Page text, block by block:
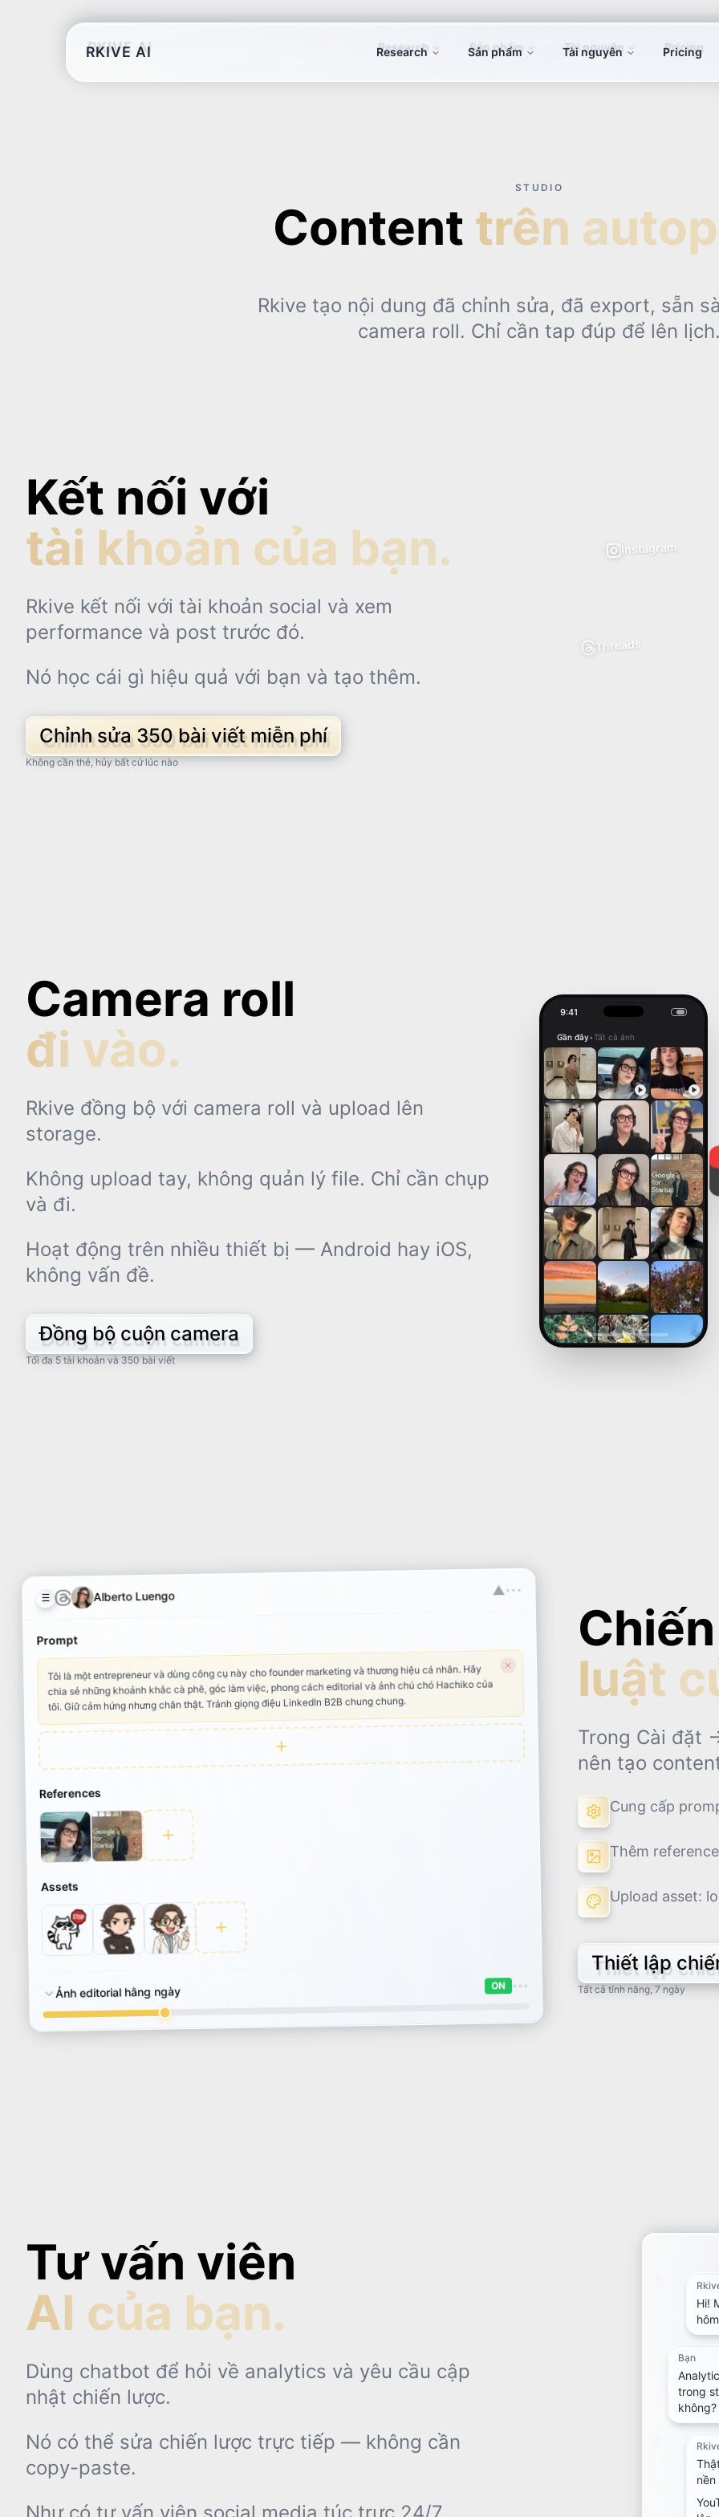
RKIVE AI Research Sản phẩm Tài nguyên Pricing
STUDIO
Content trên
Rkive tạo nội dung đã chỉnh sửa, đã export, sẵn
camera roll. Chỉ cần tap đúp để lên
Kết nối với
tài khoản của bạn.
Rkive kết nối với tài khoản social và xem
performance và post trước đó.
Nó học cái gì hiệu quả với bạn và tạo thêm.
Chỉnh sửa 350 bài viết miễn phí
Không cần thẻ, hủy bất cứ lúc nào
Instagram
Threads
Camera roll
đi vào.
Rkive đồng bộ với camera roll và upload lên
storage.
Không upload tay, không quản lý file. Chỉ cần chụp
và đi.
Hoạt động trên nhiều thiết bị — Android hay iOS,
không vấn đề.
Đồng bộ cuộn camera
Tối đa 5 tài khoản và 350 bài viết
9:41
Gần đây•Tất cả ảnh
luật
Trong Cài đặt
nên tạo
Cung cấp
Thêm
Upload asset:
Thiết lập
Tất cả tính năng, 7 ngày
☰ Alberto Luengo ▲•••
Prompt
Tôi là một entrepreneur và dùng công cụ này cho founder marketing và thương hiệu cá nhân. Hãy
chia sẻ những khoảnh khắc cà phê, góc làm việc, phong cách editorial và ảnh chú chó Hachiko của
tôi. Giữ cảm hứng nhưng chân thật. Tránh giọng điệu LinkedIn B2B chung chung.
References
Assets
Ảnh editorial hằng ngày ON •••
Tư vấn viên
AI của bạn.
Dùng chatbot để hỏi về analytics và yêu cầu cập
nhật chiến lược.
Nó có thể sửa chiến lược trực tiếp — không cần
copy-paste.
Như có tư vấn viên social media túc trực 24/7.
Hi!
Bạn
trong
không?